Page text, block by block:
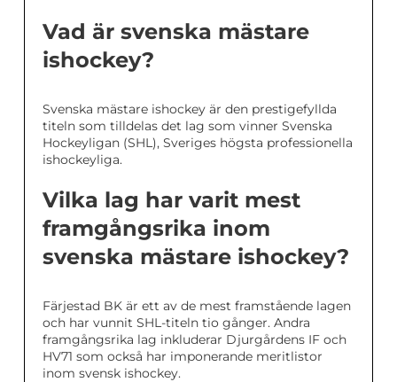
Vad är svenska mästare
ishockey?
Svenska mästare ishockey är den prestigefyllda
titeln som tilldelas det lag som vinner Svenska
Hockeyligan (SHL), Sveriges högsta professionella
ishockeyliga.
Vilka lag har varit mest
framgångsrika inom
svenska mästare ishockey?
Färjestad BK är ett av de mest framstående lagen
och har vunnit SHL-titeln tio gånger. Andra
framgångsrika lag inkluderar Djurgårdens IF och
HV71 som också har imponerande meritlistor
inom svensk ishockey.